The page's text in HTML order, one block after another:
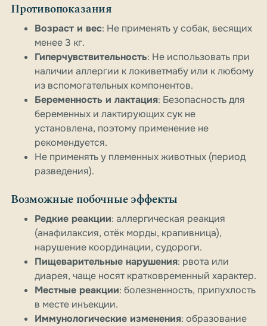
Противопоказания
Возраст и вес: Не применять у собак, весящих
менее 3 кг.
Гиперчувствительность: Не использовать при
наличии аллергии к локиветмабу или к любому
из вспомогательных компонентов.
Беременность и лактация: Безопасность для
беременных и лактирующих сук не
установлена, поэтому применение не
рекомендуется.
Не применять у племенных животных (период
разведения).
Возможные побочные эффекты
Редкие реакции: аллергическая реакция
(анафилаксия, отёк морды, крапивница),
нарушение координации, судороги.
Пищеварительные нарушения: рвота или
диарея, чаще носят кратковременный характер.
Местные реакции: болезненность, припухлость
в месте инъекции.
Иммунологические изменения: образование